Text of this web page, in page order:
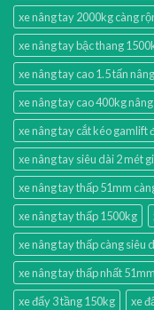
xe nâng tay 2000kg càng
xe nâng tay bậc thang
xe nâng tay cao 1.5 tấn
xe nâng tay cao 400kg
xe nâng tay cắt kéo gamlift
xe nâng tay siêu dài 2 mét
xe nâng tay thấp 51mm
xe nâng tay thấp 1500kg
xe nâng tay thấp càng siêu
xe nâng tay thấp nhất 51mm
xe đẩy 3 tầng 150kg
xe